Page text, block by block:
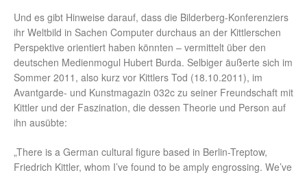
Und es gibt Hinweise darauf, dass die Bilderberg-Konferenziers
ihr Weltbild in Sachen Computer durchaus an der Kittlerschen
Perspektive orientiert haben könnten – vermittelt über den
deutschen Medienmogul Hubert Burda. Selbiger äußerte sich im
Sommer 2011, also kurz vor Kittlers Tod (18.10.2011), im
Avantgarde- und Kunstmagazin 032c zu seiner Freundschaft mit
Kittler und der Faszination, die dessen Theorie und Person auf
ihn ausübte:
„There is a German cultural figure based in Berlin-Treptow,
Friedrich Kittler, whom I’ve found to be amply engrossing. We’ve